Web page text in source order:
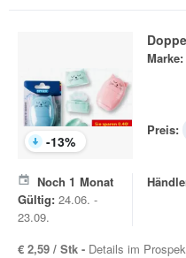
-13%
Marke:
Preis:
Noch 1 Monat
Gültig: 24.06. -
23.09.
€ 2,59 / Stk - Details im